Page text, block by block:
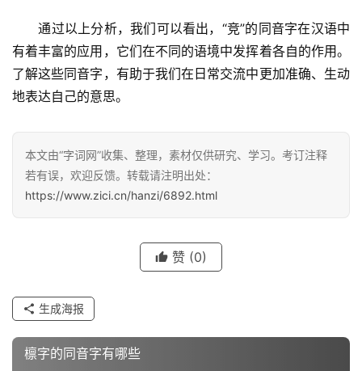
汉
字
组
反
义
词
通过以上分析，我们可以看出，“竞”的同音字在汉语中
有着丰富的应用，它们在不同的语境中发挥着各自的作用。
了解这些同音字，有助于我们在日常交流中更加准确、生动
地表达自己的意思。
本文由“字词网”收集、整理，素材仅供研究、学习。考订注释
若有误，欢迎反馈。转载请注明出处：
https://www.zici.cn/hanzi/6892.html
赞 (0)
生成海报
檩字的同音字有哪些